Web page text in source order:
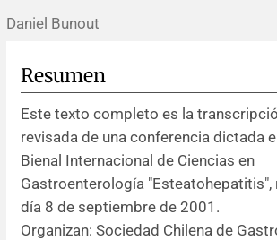
Ensayos
Práctica clínica
Política de cobros
Políticas editoriales
Instrucciones para autores
Patrocinadores y financiamiento
Editores
Daniel Bunout
Resumen
Este texto completo es la
revisada de una conferencia dictada
Bienal Internacional de Ciencias en
Gastroenterología "Esteatohepatitis",
día 8 de septiembre de 2001.
Organizan: Sociedad Chilena de